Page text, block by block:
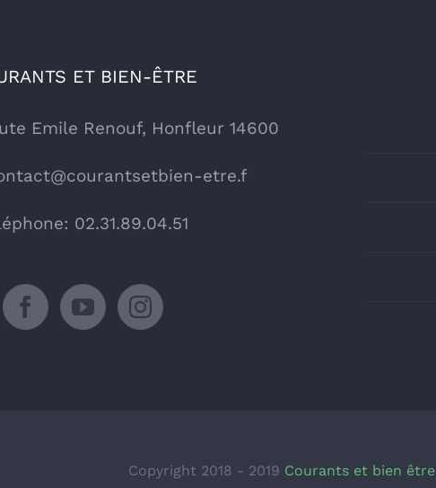
ET BIEN-ÊTRE
Emile Renouf, Honfleur 14600
etre.f
02.31.89.04.51
Copyright 2018 - 2019 Courants et bien être